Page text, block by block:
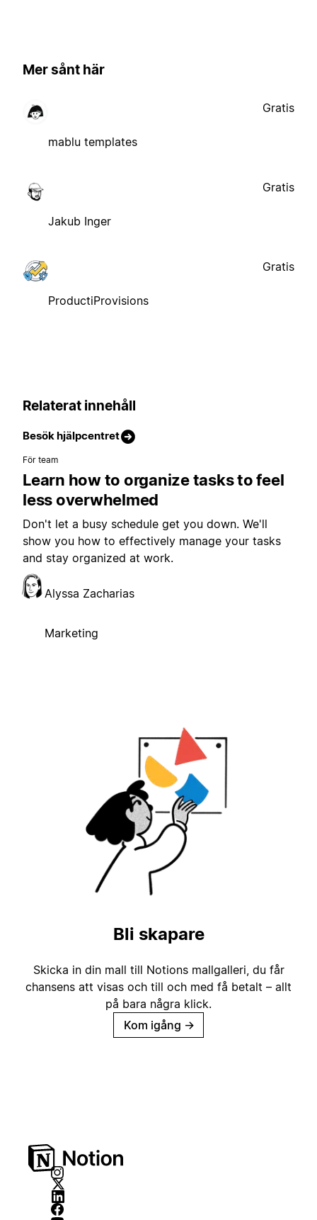
Mer sånt här
mablu templates
Gratis
Jakub Inger
Gratis
ProductiProvisions
Gratis
Relaterat innehåll
Besök hjälpcentret
För team
Learn how to organize tasks to feel
less overwhelmed
Don't let a busy schedule get you down. We'll
show you how to effectively manage your tasks
and stay organized at work.
Alyssa Zacharias
Marketing
Bli skapare
Skicka in din mall till Notions mallgalleri, du får
chansens att visas och till och med få betalt – allt
på bara några klick.
Kom igång →